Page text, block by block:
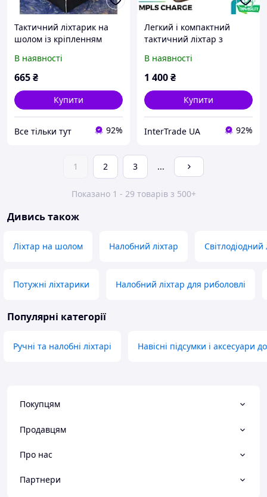
Тактичний ліхтарик на
шолом із кріпленням
В наявності
665₴
Купити
Все тільки тут 92%
Легкий і компактний
тактичний ліхтар з
MPLS Charge Ліхтар на
каску Якісний ліхтар
В наявності
1 400₴
Купити
InterTrade UA 92%
1 2 3 ...
Показано 1 - 29 товарів з 500+
Дивись також
Ліхтар на шолом Налобний ліхтар
Потужні ліхтарики Налобний ліхтар для риболовлі
Популярні категорії
Ручні та налобні ліхтарі Навісні підсумки і аксесуари
Покупцям
Продавцям
Про нас
Партнери